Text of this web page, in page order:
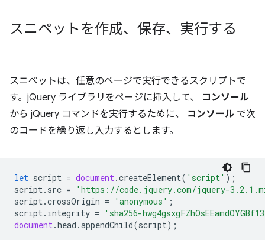
スニペットを作成、保存、実行する
スニペットは、任意のページで実行できるスクリプトで
す。jQuery ライブラリをページに挿入して、 コンソール
から jQuery コマンドを実行するために、 コンソール で次
のコードを繰り返し入力するとします。
let script = document.createElement( 'script' );
script. src =
'https://code.jquery.com/jquery-
script.crossOrigin = 'anonymous' ;
script. integrity =
'sha256-
document.head .appendChild(script);